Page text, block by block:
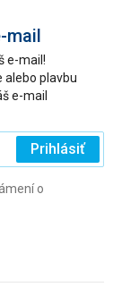
mail
e-mail!
alebo plavbu
e-mail
Prihlásiť
o